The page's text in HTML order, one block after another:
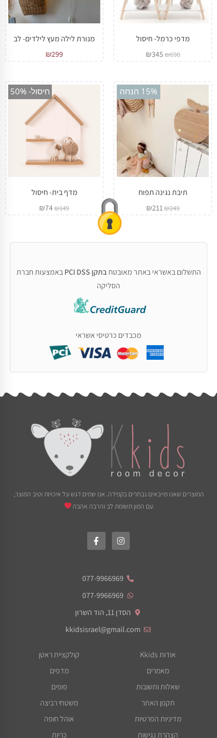
מדפי כרמל- חיסול
₪690
₪345
מנורת לילה מעץ לילדים- לב
₪299
15% הנחה
תיבת נגינה תפוח
₪249
₪211
חיסול- 50%
מדף בית- חיסול
₪149
₪74
התשלום באשראי באתר מאובטח בתקן PCI DSS
באמצעות חברת
הסליקה
מכבדים כרטיסי אשראי
המוצרים שאנו מייבאים נבחרים בקפידה. אנו שמים דגש על איכויות וטיב המוצר,
עם המון תשומת לב והרבה אהבה
077-9966969
077-9966969
הסדן 11, הוד השרון
kkidsisrael@gmail.com
אודות Kkids
מאמרים
שאלות ותשובות
תקנון האתר
מדיניות הפרטיות
הצהרת נגישות
קולקציית ראטן
מדפים
פופים
משטחי רביצה
אוהל חופה
כריות